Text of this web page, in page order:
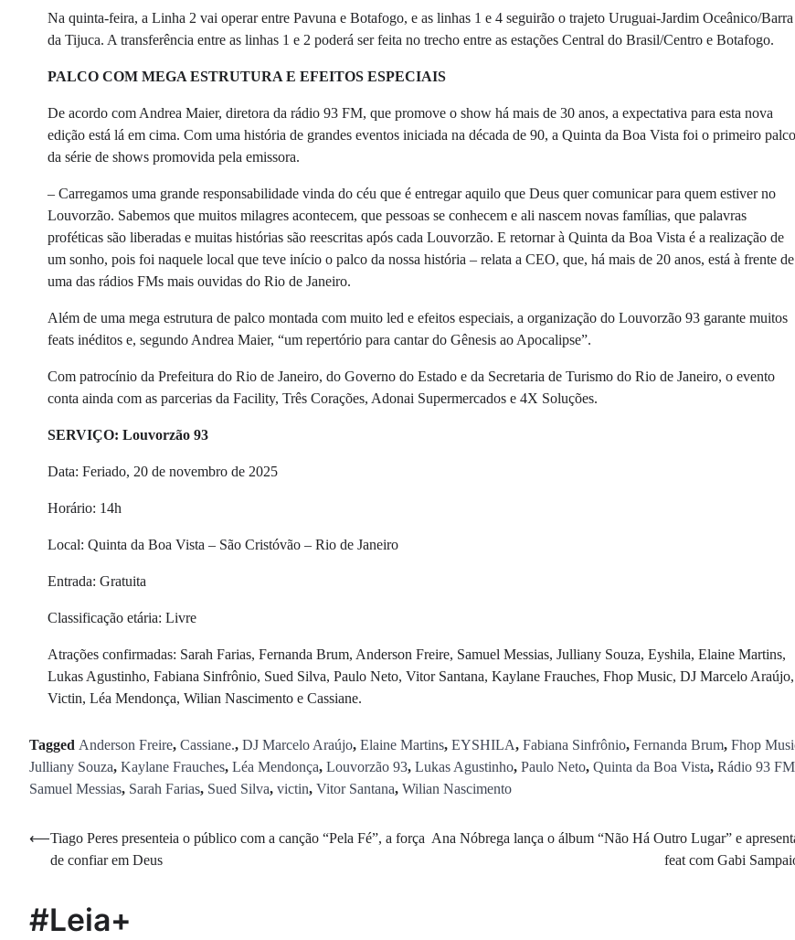
Na quinta-feira, a Linha 2 vai operar entre Pavuna e Botafogo, e as linhas 1 e 4 seguirão o trajeto Uruguai-Jardim Oceânico/Barra
da Tijuca. A transferência entre as linhas 1 e 2 poderá ser feita no trecho entre as estações Central do Brasil/Centro e Botafogo.
PALCO COM MEGA ESTRUTURA E EFEITOS ESPECIAIS
De acordo com Andrea Maier, diretora da rádio 93 FM, que promove o show há mais de 30 anos, a expectativa para esta nova
edição está lá em cima. Com uma história de grandes eventos iniciada na década de 90, a Quinta da Boa Vista foi o primeiro palco
da série de shows promovida pela emissora.
– Carregamos uma grande responsabilidade vinda do céu que é entregar aquilo que Deus quer comunicar para quem estiver no
Louvorzão. Sabemos que muitos milagres acontecem, que pessoas se conhecem e ali nascem novas famílias, que palavras
proféticas são liberadas e muitas histórias são reescritas após cada Louvorzão. E retornar à Quinta da Boa Vista é a realização de
um sonho, pois foi naquele local que teve início o palco da nossa história – relata a CEO, que, há mais de 20 anos, está à frente de
uma das rádios FMs mais ouvidas do Rio de Janeiro.
Além de uma mega estrutura de palco montada com muito led e efeitos especiais, a organização do Louvorzão 93 garante muitos
feats inéditos e, segundo Andrea Maier, “um repertório para cantar do Gênesis ao Apocalipse”.
Com patrocínio da Prefeitura do Rio de Janeiro, do Governo do Estado e da Secretaria de Turismo do Rio de Janeiro, o evento
conta ainda com as parcerias da Facility, Três Corações, Adonai Supermercados e 4X Soluções.
SERVIÇO: Louvorzão 93
Data: Feriado, 20 de novembro de 2025
Horário: 14h
Local: Quinta da Boa Vista – São Cristóvão – Rio de Janeiro
Entrada: Gratuita
Classificação etária: Livre
Atrações confirmadas: Sarah Farias, Fernanda Brum, Anderson Freire, Samuel Messias, Julliany Souza, Eyshila, Elaine Martins,
Lukas Agustinho, Fabiana Sinfrônio, Sued Silva, Paulo Neto, Vitor Santana, Kaylane Frauches, Fhop Music, DJ Marcelo Araújo,
Victin, Léa Mendonça, Wilian Nascimento e Cassiane.
Tagged Anderson Freire, Cassiane., DJ Marcelo Araújo, Elaine Martins, EYSHILA, Fabiana Sinfrônio, Fernanda Brum, Fhop
Julliany Souza, Kaylane Frauches, Léa Mendonça, Louvorzão 93, Lukas Agustinho, Paulo Neto, Quinta da Boa Vista, Rádio 93 FM
Samuel Messias, Sarah Farias, Sued Silva, victin, Vitor Santana, Wilian Nascimento
Navegação
⟵Tiago Peres presenteia o público com a canção “Pela Fé”, a força
de confiar em Deus
Ana Nóbrega lança o álbum “Não Há Outro Lugar” e
feat com Gabi
#Leia+